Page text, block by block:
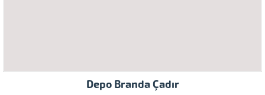
Depo Branda Çadır